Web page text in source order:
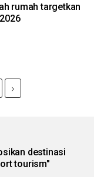
rumah targetkan
destinasi
tourism"